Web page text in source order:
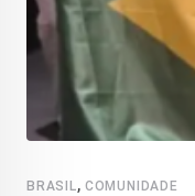
BRASIL, COMUNIDADE